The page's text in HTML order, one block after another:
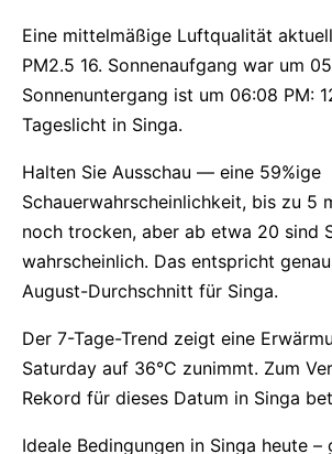
Eine mittelmäßige Luftqualität
PM2.5 16. Sonnenaufgang war um
Sonnenuntergang ist um 06:08 PM:
Tageslicht in Singa.
Halten Sie Ausschau — eine 59%ige
Schauerwahrscheinlichkeit, bis zu 5
noch trocken, aber ab etwa 20 sind
wahrscheinlich. Das entspricht
August-Durchschnitt für Singa.
Der 7-Tage-Trend zeigt eine
Saturday auf 36°C zunimmt. Zum
Rekord für dieses Datum in Singa
Ideale Bedingungen in Singa heute –